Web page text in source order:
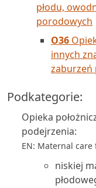
płodu,
porodowych
O36
innych
zaburzeń
Podkategorie:
Opieka
podejrzenia:
EN: Maternal
niskiej